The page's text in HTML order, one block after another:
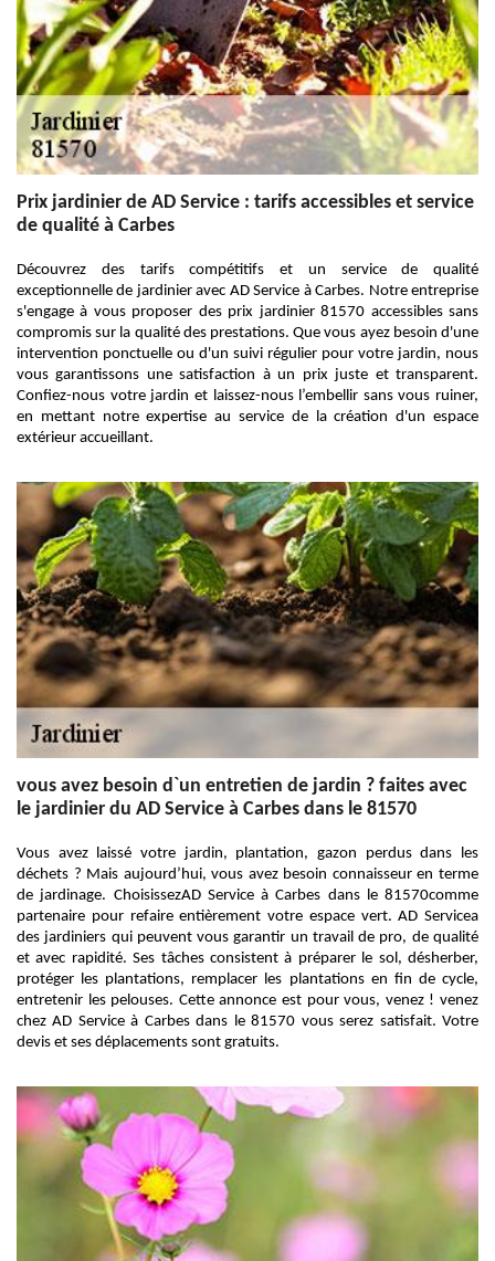
Prix jardinier de AD Service : tarifs accessibles et service
de qualité à Carbes
Découvrez des tarifs compétitifs et un service de qualité
exceptionnelle de jardinier avec AD Service à Carbes. Notre entreprise
s'engage à vous proposer des prix jardinier 81570 accessibles sans
compromis sur la qualité des prestations. Que vous ayez besoin d'une
intervention ponctuelle ou d'un suivi régulier pour votre jardin, nous
vous garantissons une satisfaction à un prix juste et transparent.
Confiez-nous votre jardin et laissez-nous l’embellir sans vous ruiner,
en mettant notre expertise au service de la création d'un espace
extérieur accueillant.
vous avez besoin d`un entretien de jardin ? faites avec
le jardinier du AD Service à Carbes dans le 81570
Vous avez laissé votre jardin, plantation, gazon perdus dans les
déchets ? Mais aujourd’hui, vous avez besoin connaisseur en terme
de jardinage. ChoisissezAD Service à Carbes dans le 81570comme
partenaire pour refaire entièrement votre espace vert. AD Servicea
des jardiniers qui peuvent vous garantir un travail de pro, de qualité
et avec rapidité. Ses tâches consistent à préparer le sol, désherber,
protéger les plantations, remplacer les plantations en fin de cycle,
entretenir les pelouses. Cette annonce est pour vous, venez ! venez
chez AD Service à Carbes dans le 81570 vous serez satisfait. Votre
devis et ses déplacements sont gratuits.